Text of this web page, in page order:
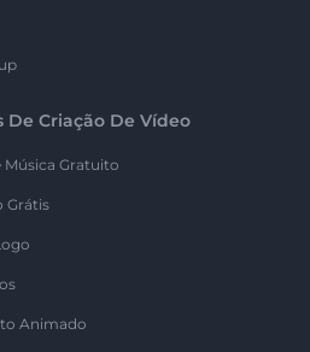
De Criação De Vídeo
Música Gratuito
Grátis
Animado